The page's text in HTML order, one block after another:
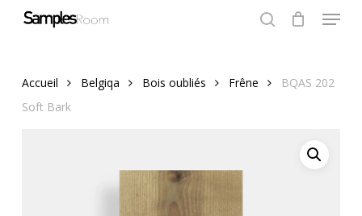
Menu
Accueil Belgiqa Bois oubliés Frêne
BQAS 202
Soft Bark